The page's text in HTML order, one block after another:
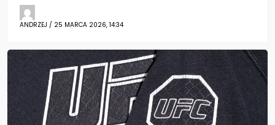
ANDRZEJ / 25 MARCA 2026, 14:34